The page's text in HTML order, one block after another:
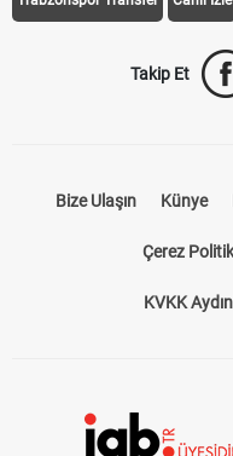
Trabzonspor Transfer Canlı İzle